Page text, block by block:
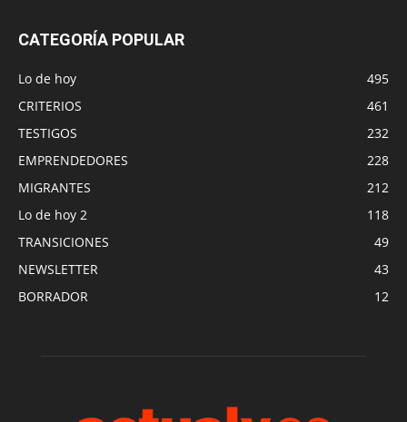
CATEGORÍA POPULAR
Lo de hoy
495
CRITERIOS
461
TESTIGOS
232
EMPRENDEDORES
228
MIGRANTES
212
Lo de hoy 2
118
TRANSICIONES
49
NEWSLETTER
43
BORRADOR
12